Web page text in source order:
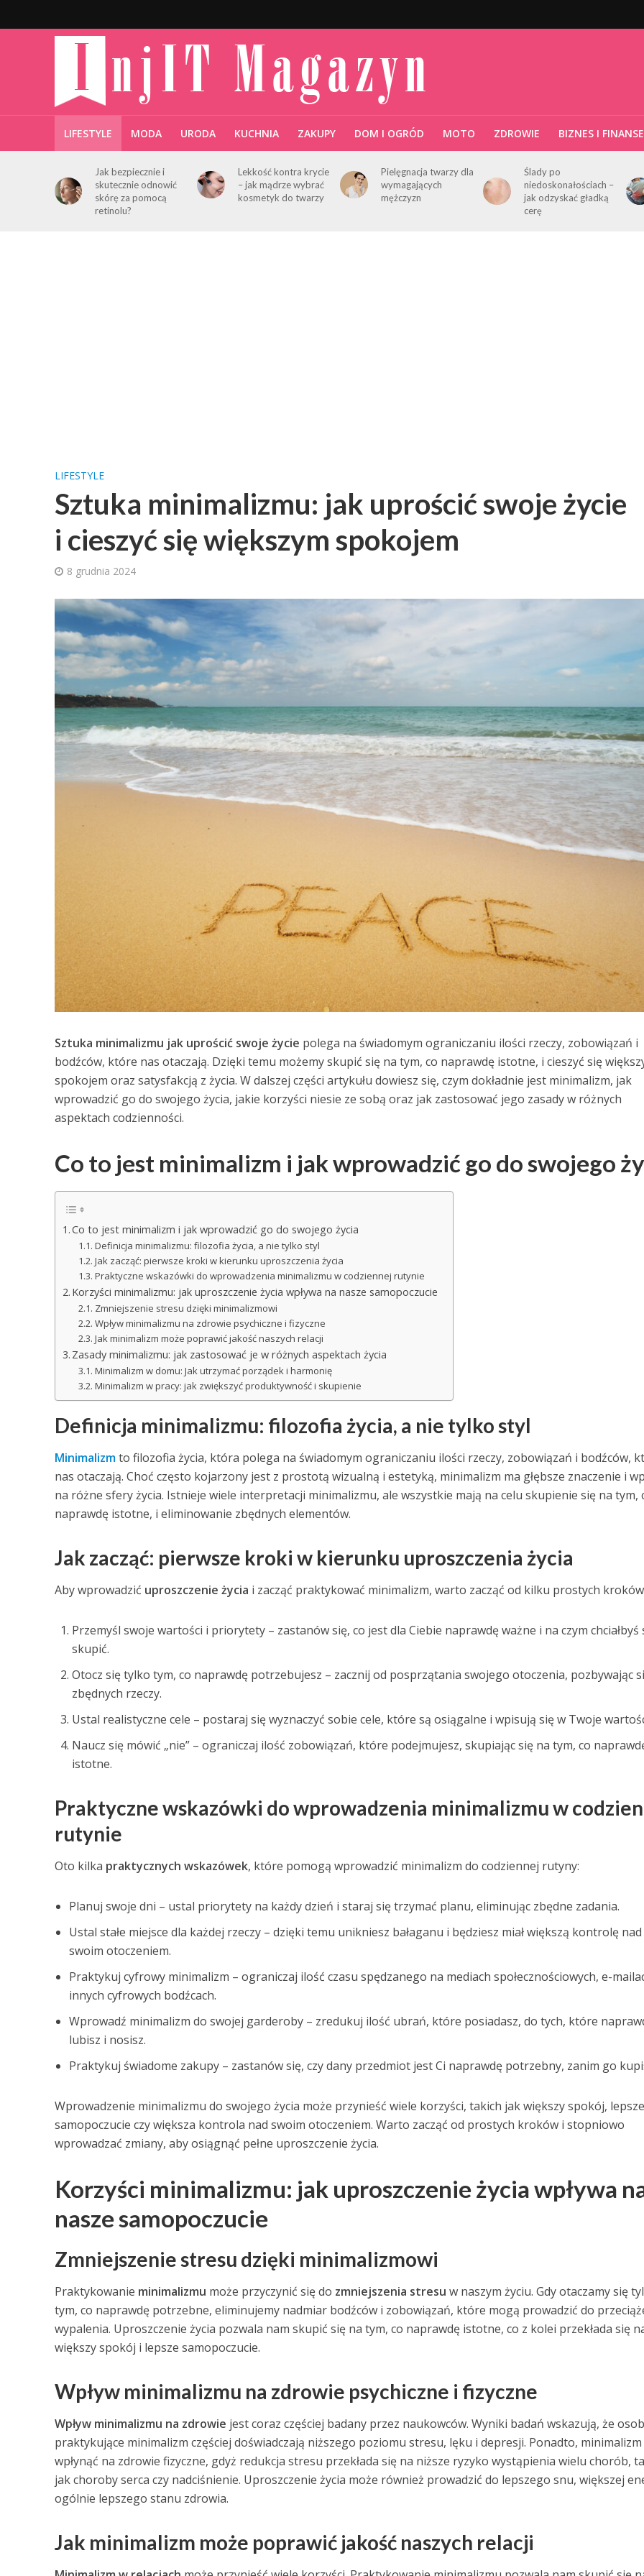
LIFESTYLE MODA URODA KUCHNIA ZAKUPY DOM I OGRÓD MOTO ZDROWIE BIZNES I FINANSE
Jak bezpiecznie i
skutecznie odnowić
skórę za pomocą
retinolu?
Lekkość kontra krycie
– jak mądrze wybrać
kosmetyk do twarzy
Pielęgnacja twarzy dla
wymagających
mężczyzn
Ślady po
niedoskonałościach –
jak odzyskać gładką
cerę
LIFESTYLE
Sztuka minimalizmu: jak uprościć swoje życie
i cieszyć się większym spokojem
8 grudnia 2024
Sztuka minimalizmu jak uprościć swoje życie polega na świadomym ograniczaniu ilości rzeczy, zobowiązań i
bodźców, które nas otaczają. Dzięki temu możemy skupić się na tym, co naprawdę istotne, i cieszyć się
spokojem oraz satysfakcją z życia. W dalszej części artykułu dowiesz się, czym dokładnie jest minimalizm, jak
wprowadzić go do swojego życia, jakie korzyści niesie ze sobą oraz jak zastosować jego zasady w różnych
aspektach codzienności.
Co to jest minimalizm i jak wprowadzić go do swojego
Co to jest minimalizm i jak wprowadzić go do swojego życia
Definicja minimalizmu: filozofia życia, a nie tylko styl
Jak zacząć: pierwsze kroki w kierunku uproszczenia życia
Praktyczne wskazówki do wprowadzenia minimalizmu w codziennej rutynie
Korzyści minimalizmu: jak uproszczenie życia wpływa na nasze samopoczucie
Zmniejszenie stresu dzięki minimalizmowi
Wpływ minimalizmu na zdrowie psychiczne i fizyczne
Jak minimalizm może poprawić jakość naszych relacji
Zasady minimalizmu: jak zastosować je w różnych aspektach życia
Minimalizm w domu: Jak utrzymać porządek i harmonię
Minimalizm w pracy: jak zwiększyć produktywność i skupienie
Definicja minimalizmu: filozofia życia, a nie tylko styl
Minimalizm to filozofia życia, która polega na świadomym ograniczaniu ilości rzeczy, zobowiązań i bodźców,
nas otaczają. Choć często kojarzony jest z prostotą wizualną i estetyką, minimalizm ma głębsze znaczenie i
na różne sfery życia. Istnieje wiele interpretacji minimalizmu, ale wszystkie mają na celu skupienie się na tym,
naprawdę istotne, i eliminowanie zbędnych elementów.
Jak zacząć: pierwsze kroki w kierunku uproszczenia życia
Aby wprowadzić uproszczenie życia i zacząć praktykować minimalizm, warto zacząć od kilku prostych
Przemyśl swoje wartości i priorytety – zastanów się, co jest dla Ciebie naprawdę ważne i na czym chciałbyś
skupić.
Otocz się tylko tym, co naprawdę potrzebujesz – zacznij od posprzątania swojego otoczenia, pozbywając
zbędnych rzeczy.
Ustal realistyczne cele – postaraj się wyznaczyć sobie cele, które są osiągalne i wpisują się w Twoje
Naucz się mówić „nie” – ograniczaj ilość zobowiązań, które podejmujesz, skupiając się na tym, co
istotne.
Praktyczne wskazówki do wprowadzenia minimalizmu w
rutynie
Oto kilka praktycznych wskazówek, które pomogą wprowadzić minimalizm do codziennej rutyny:
Planuj swoje dni – ustal priorytety na każdy dzień i staraj się trzymać planu, eliminując zbędne zadania.
Ustal stałe miejsce dla każdej rzeczy – dzięki temu unikniesz bałaganu i będziesz miał większą kontrolę nad
swoim otoczeniem.
Praktykuj cyfrowy minimalizm – ograniczaj ilość czasu spędzanego na mediach społecznościowych, e-
innych cyfrowych bodźcach.
Wprowadź minimalizm do swojej garderoby – zredukuj ilość ubrań, które posiadasz, do tych, które
lubisz i nosisz.
Praktykuj świadome zakupy – zastanów się, czy dany przedmiot jest Ci naprawdę potrzebny, zanim go
Wprowadzenie minimalizmu do swojego życia może przynieść wiele korzyści, takich jak większy spokój, lepsze
samopoczucie czy większa kontrola nad swoim otoczeniem. Warto zacząć od prostych kroków i stopniowo
wprowadzać zmiany, aby osiągnąć pełne uproszczenie życia.
Korzyści minimalizmu: jak uproszczenie życia wpływa
nasze samopoczucie
Zmniejszenie stresu dzięki minimalizmowi
Praktykowanie minimalizmu może przyczynić się do zmniejszenia stresu w naszym życiu. Gdy otaczamy się
tym, co naprawdę potrzebne, eliminujemy nadmiar bodźców i zobowiązań, które mogą prowadzić do
wypalenia. Uproszczenie życia pozwala nam skupić się na tym, co naprawdę istotne, co z kolei przekłada się
większy spokój i lepsze samopoczucie.
Wpływ minimalizmu na zdrowie psychiczne i fizyczne
Wpływ minimalizmu na zdrowie jest coraz częściej badany przez naukowców. Wyniki badań wskazują, że
praktykujące minimalizm częściej doświadczają niższego poziomu stresu, lęku i depresji. Ponadto,
wpłynąć na zdrowie fizyczne, gdyż redukcja stresu przekłada się na niższe ryzyko wystąpienia wielu chorób,
jak choroby serca czy nadciśnienie. Uproszczenie życia może również prowadzić do lepszego snu, większej
ogólnie lepszego stanu zdrowia.
Jak minimalizm może poprawić jakość naszych relacji